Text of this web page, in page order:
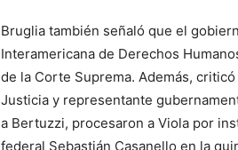
Bruglia también señaló que el
Interamericana de Derechos
de la Corte Suprema. Además,
Justicia y representante
a Bertuzzi, procesaron a Viola por
federal Sebastián Casanello en la